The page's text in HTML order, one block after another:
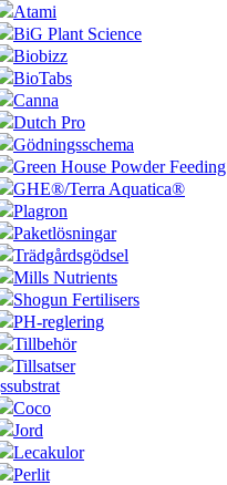
Atami
BiG Plant Science
Biobizz
BioTabs
Canna
Dutch Pro
Gödningsschema
Green House Powder Feeding
GHE®/Terra Aquatica®
Plagron
Paketlösningar
Trädgårdsgödsel
Mills Nutrients
Shogun Fertilisers
PH-reglering
Tillbehör
Tillsatser
Coco
Jord
Lecakulor
Perlit